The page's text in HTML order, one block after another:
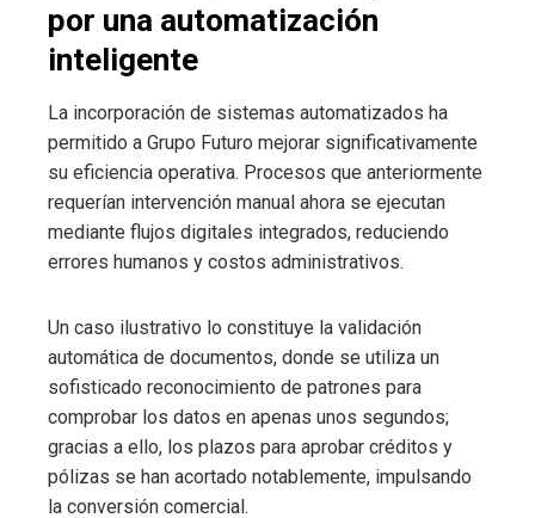
por una automatización
inteligente
La incorporación de sistemas automatizados ha
permitido a Grupo Futuro mejorar significativamente
su eficiencia operativa. Procesos que anteriormente
requerían intervención manual ahora se ejecutan
mediante flujos digitales integrados, reduciendo
errores humanos y costos administrativos.
Un caso ilustrativo lo constituye la validación
automática de documentos, donde se utiliza un
sofisticado reconocimiento de patrones para
comprobar los datos en apenas unos segundos;
gracias a ello, los plazos para aprobar créditos y
pólizas se han acortado notablemente, impulsando
la conversión comercial.